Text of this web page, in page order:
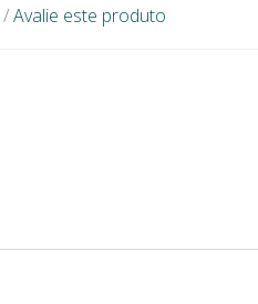
/Avalie este produto